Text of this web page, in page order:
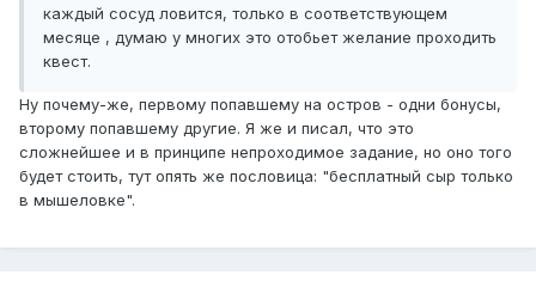
каждый сосуд ловится, только в соответствующем
месяце , думаю у многих это отобьет желание проходить
квест.
Ну почему-же, первому попавшему на остров - одни бонусы,
второму попавшему другие. Я же и писал, что это
сложнейшее и в принципе непроходимое задание, но оно того
будет стоить, тут опять же пословица: "бесплатный сыр только
в мышеловке".